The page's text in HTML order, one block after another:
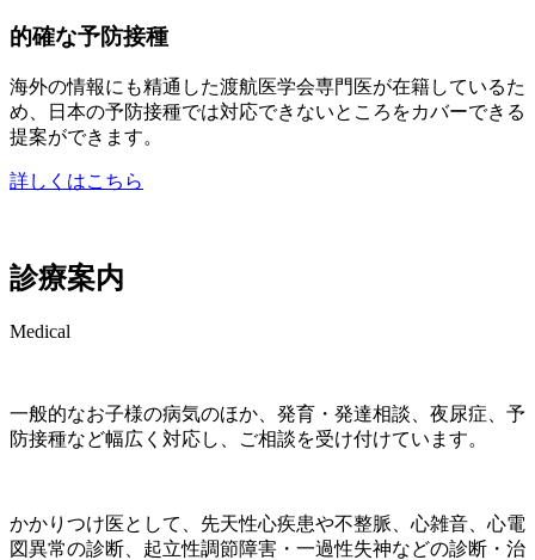
的確な予防接種
海外の情報にも精通した渡航医学会専門医が在籍しているた
め、日本の予防接種では対応できないところをカバーできる
提案ができます。
詳しくはこちら
診療案内
Medical
一般的なお子様の病気のほか、発育・発達相談、夜尿症、予
防接種など幅広く対応し、ご相談を受け付けています。
かかりつけ医として、先天性心疾患や不整脈、心雑音、心電
図異常の診断、起立性調節障害・一過性失神などの診断・治